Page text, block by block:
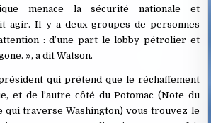
menace la sécurité nationale et
agir. Il y a deux groupes de personnes
: d’une part le lobby pétrolier et
», a dit Watson.
qui prétend que le réchaffement
et de l’autre côté du Potomac (Note du
qui traverse Washington) vous trouvez le